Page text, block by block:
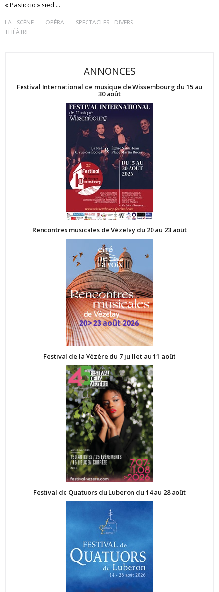
« Pasticcio » sied ...
LA SCÈNE - OPÉRA - SPECTACLES DIVERS-
THÉÂTRE
ANNONCES
Festival International de musique de Wissembourg du 15 au
30 août
Rencontres musicales de Vézelay du 20 au 23 août
Festival de la Vézère du 7 juillet au 11 août
Festival de Quatuors du Luberon du 14 au 28 août